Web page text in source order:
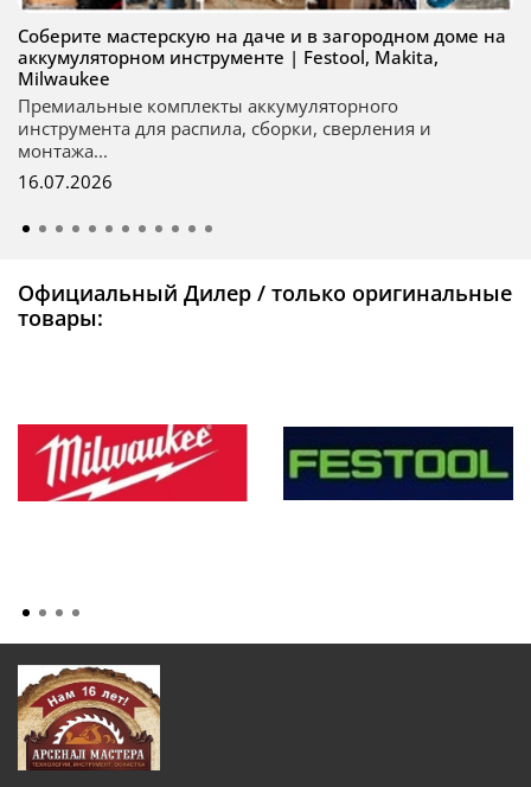
Соберите мастерскую на даче и в загородном доме на
аккумуляторном инструменте | Festool, Makita,
Milwaukee
Премиальные комплекты аккумуляторного
инструмента для распила, сборки, сверления и
монтажа...
16.07.2026
Официальный Дилер / только оригинальные
товары: